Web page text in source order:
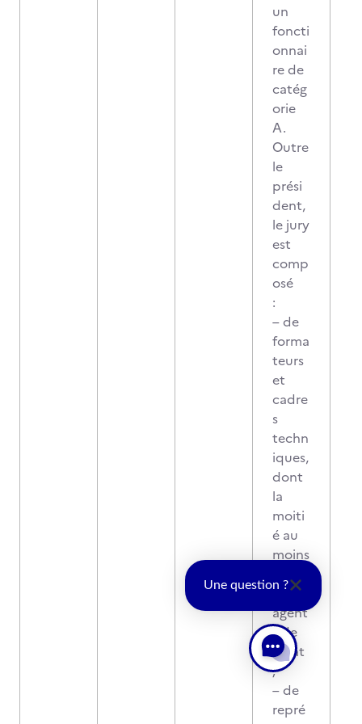
un
foncti
onnai
re de
catég
orie
A.
Outre
le
prési
dent,
le jury
est
comp
osé
:
– de
forma
teurs
et
cadre
s
techn
iques,
dont
la
moiti
é au
moins
des
agent
s de
l'Etat
;
– de
repré
Une question ?